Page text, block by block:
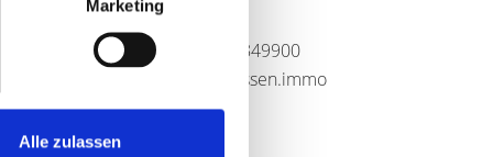
Marketing
Alle zulassen
Frau Lilia Braun
Telefon: 06591-9849900
l.braun@frankjanssen.immo
Links